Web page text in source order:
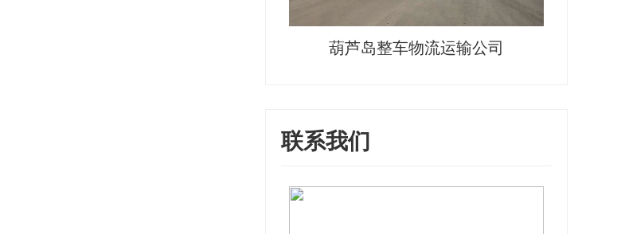
葫芦岛整车物流运输公司
联系我们